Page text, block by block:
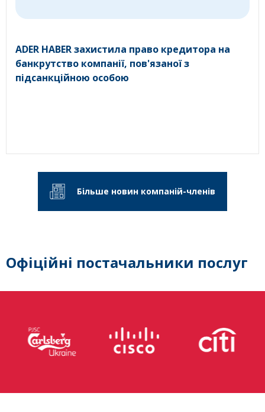
ADER HABER захистила право кредитора на
банкрутство компанії, пов'язаної з
підсанкційною особою
Більше новин компаній-членів
Офіційні постачальники послуг